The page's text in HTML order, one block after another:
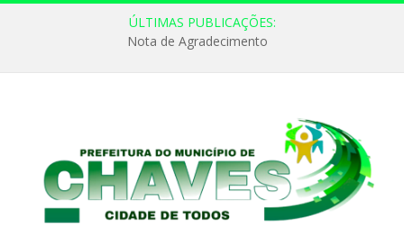
ÚLTIMAS PUBLICAÇÕES:
Nota de Agradecimento